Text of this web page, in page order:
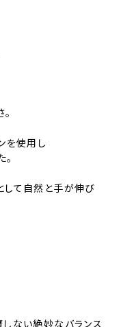
を使用し
して自然と手が伸び
ない絶妙なバランス